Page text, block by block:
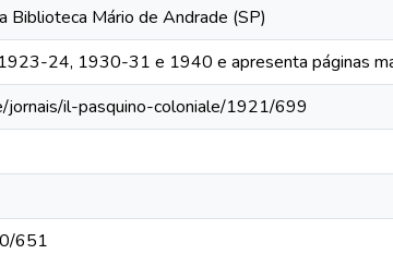
Biblioteca Mário de Andrade (SP)
24, 1930-31 e 1940 e apresenta páginas
il-pasquino-coloniale/1921/699
651